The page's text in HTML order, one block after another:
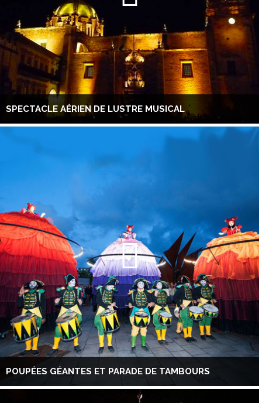
SPECTACLE AÉRIEN DE LUSTRE MUSICAL
POUPÉES GÉANTES ET PARADE DE TAMBOURS